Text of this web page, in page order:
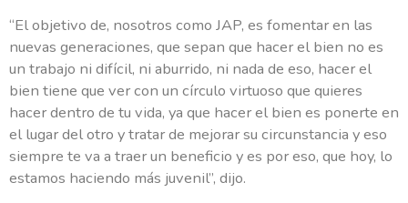
“El objetivo de, nosotros como JAP, es fomentar en las
nuevas generaciones, que sepan que hacer el bien no es
un trabajo ni difícil, ni aburrido, ni nada de eso, hacer el
bien tiene que ver con un círculo virtuoso que quieres
hacer dentro de tu vida, ya que hacer el bien es ponerte en
el lugar del otro y tratar de mejorar su circunstancia y eso
siempre te va a traer un beneficio y es por eso, que hoy, lo
estamos haciendo más juvenil”, dijo.